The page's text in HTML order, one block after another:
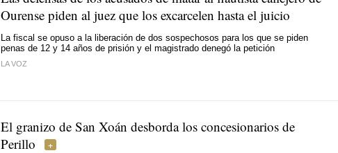
Ourense piden al juez que los excarcelen hasta el juicio
La fiscal se opuso a la liberación de dos sospechosos para los que se piden
penas de 12 y 14 años de prisión y el magistrado denegó la petición
LA VOZ
El granizo de San Xoán desborda los concesionarios de
Perillo